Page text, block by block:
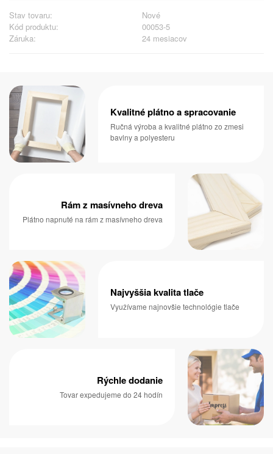
Stav tovaru:
Nové
Kód produktu:
00053-5
Záruka:
24 mesiacov
Kvalitné plátno a spracovanie
Ručná výroba a kvalitné plátno zo zmesi
bavlny a polyesteru
Rám z masívneho dreva
Plátno napnuté na rám z masívneho dreva
Najvyššia kvalita tlače
Využívame najnovšie technológie tlače
Rýchle dodanie
Tovar expedujeme do 24 hodín